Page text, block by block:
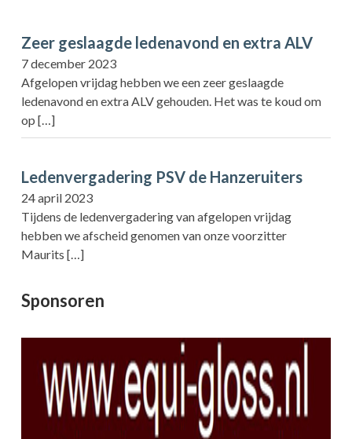
Zeer geslaagde ledenavond en extra ALV
7 december 2023
Afgelopen vrijdag hebben we een zeer geslaagde
ledenavond en extra ALV gehouden. Het was te koud om
op […]
Ledenvergadering PSV de Hanzeruiters
24 april 2023
Tijdens de ledenvergadering van afgelopen vrijdag
hebben we afscheid genomen van onze voorzitter
Maurits […]
Sponsoren